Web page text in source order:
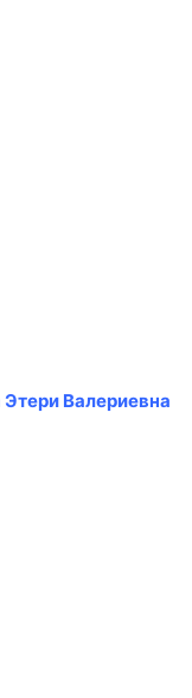
Валериевна